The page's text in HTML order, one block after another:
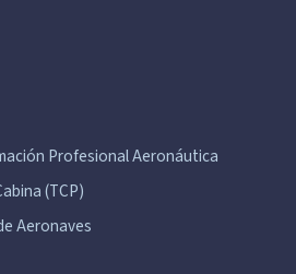
Profesional Aeronáutica
(TCP)
Aeronaves